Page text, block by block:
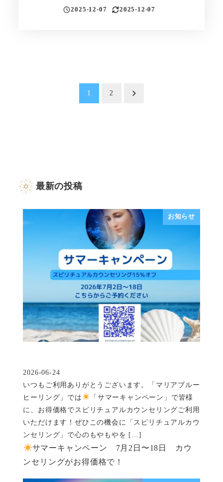
投稿日
2025-12-07
更新日
2025-12-07
ジ
1 2
最新の投稿
お知らせ
サマーキャンペーン 7月2日〜18日 カウ
ンセリングがお得価格で！
いつもご利用ありがとうございます。「マリアブルー
ヒーリング」では
「サマーキャンペーン」で皆様
に、お得価格でスピリチュアルカウンセリングご利用
いただけます！ぜひこの機会に「スピリチュアルカウ
ンセリング」で心のもやもやを […]
2026-06-24